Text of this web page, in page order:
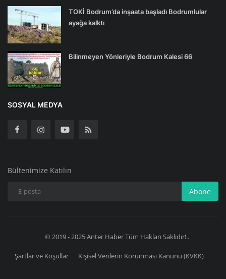
TOKİ Bodrum’da inşaata başladı Bodrumlular
ayağa kalktı
Bilinmeyen Yönleriyle Bodrum Kalesi 66
SOSYAL MEDYA
Bültenimize Katılın
Abone
© 2019 - 2025 Anter Haber Tüm Hakları Saklıdır!..
Şartlar ve Koşullar Kişisel Verilerin Korunması Kanunu (KVKK)